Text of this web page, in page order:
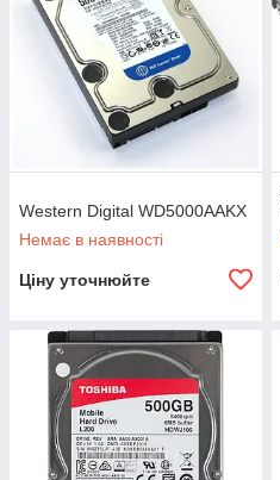
Western Digital WD5000AAKX
Немає в наявності
Ціну уточнюйте